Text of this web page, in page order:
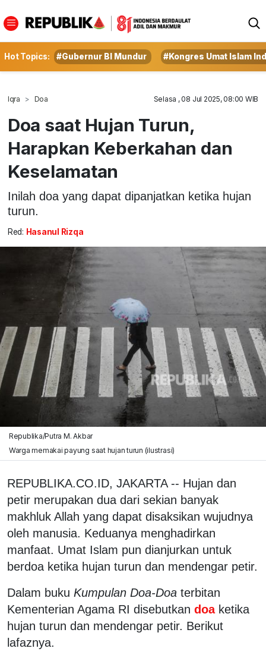
Hot Topics: #Gubernur BI Mundur #Kongres Umat Islam
Iqra Doa Selasa , 08 Jul 2025, 08:00 WIB
Doa saat Hujan Turun,
Harapkan Keberkahan dan
Keselamatan
Inilah doa yang dapat dipanjatkan ketika hujan
turun.
Red: Hasanul Rizqa
Republika/Putra M. Akbar
Warga memakai payung saat hujan turun (ilustrasi)
REPUBLIKA.CO.ID, JAKARTA -- Hujan dan
petir merupakan dua dari sekian banyak
makhluk Allah yang dapat disaksikan wujudnya
oleh manusia. Keduanya menghadirkan
manfaat. Umat Islam pun dianjurkan untuk
berdoa ketika hujan turun dan mendengar petir.
Dalam buku Kumpulan Doa-Doa terbitan
Kementerian Agama RI disebutkan doa ketika
hujan turun dan mendengar petir. Berikut
lafaznya.